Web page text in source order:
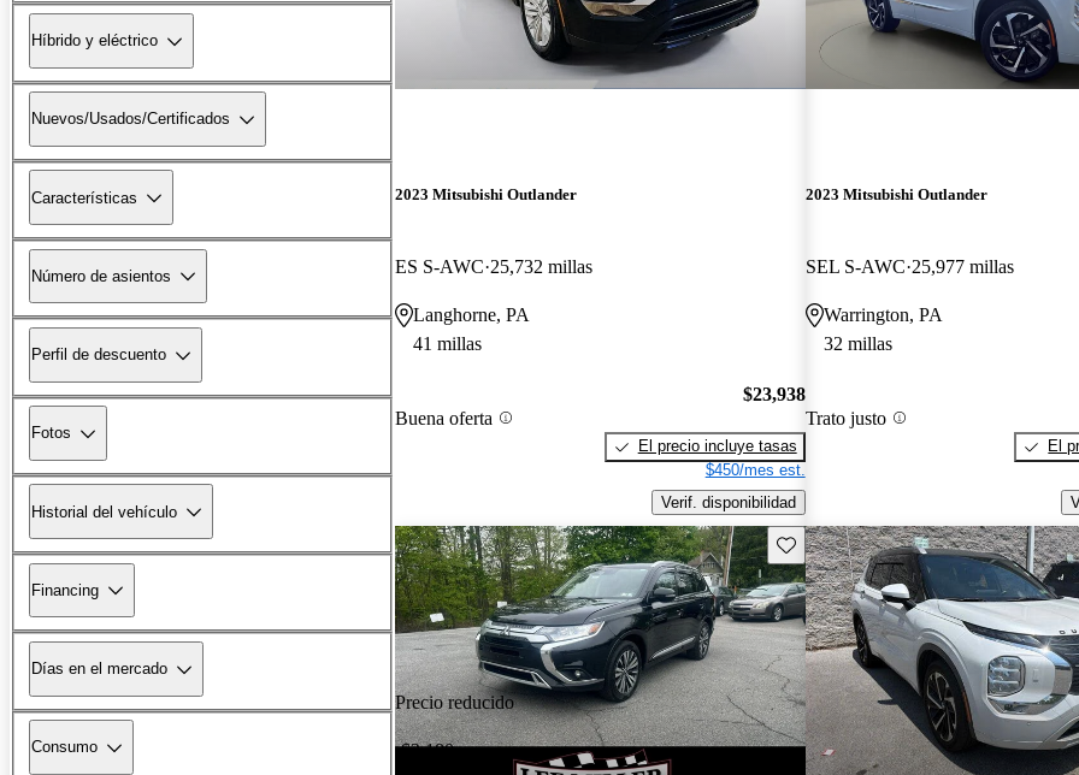
Híbrido y eléctrico
Nuevos/Usados/Certificados
Características
Número de asientos
Perfil de descuento
Fotos
Historial del vehículo
Financing
Días en el mercado
Consumo
2023 Mitsubishi Outlander
ES S-AWC 25,732 millas
Langhorne, PA
41 millas
Buena oferta
$23,938
El precio incluye tasas
$450/mes est.
Verif. disponibilidad
2023 Mitsubishi Outlander
SEL S-AWC 25,977 millas
Warrington, PA
32 millas
Trato justo
El
Precio reducido
-$2,180
Guarda este Aviso